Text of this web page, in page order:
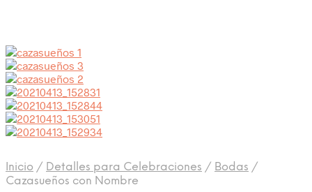
Inicio / Detalles para Celebraciones / Bodas /
Cazasueños con Nombre